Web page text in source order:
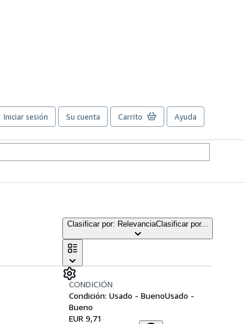
Iniciar sesión Su cuenta Carrito Ayuda
Clasificar por: RelevanciaClasificar por...
CONDICIÓN
Condición: Usado - BuenoUsado -
Bueno
EUR 9,71